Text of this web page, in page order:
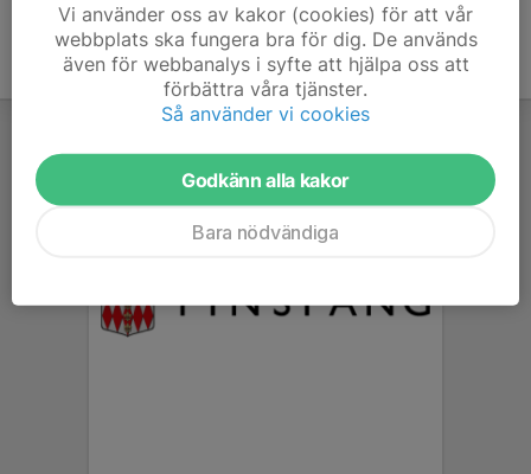
Vi använder oss av kakor (cookies) för att vår
webbplats ska fungera bra för dig. De används
även för webbanalys i syfte att hjälpa oss att
förbättra våra tjänster.
Så använder vi cookies
Godkänn alla kakor
Bara nödvändiga